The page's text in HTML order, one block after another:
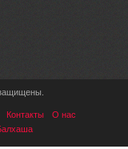
Контакты
О нас